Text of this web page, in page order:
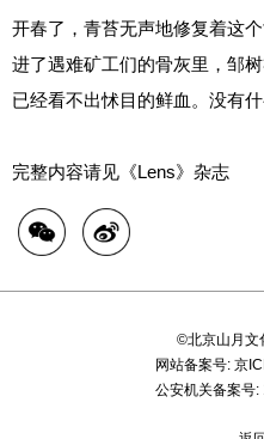
开春了，青苔无声地修复着这
进了遇难矿工们的骨灰里，邹
已经看不出怵目的鲜血。没有
完整内容请见《Lens》杂志
©北京山月文
网站备案号: 京
公安机关备案号: